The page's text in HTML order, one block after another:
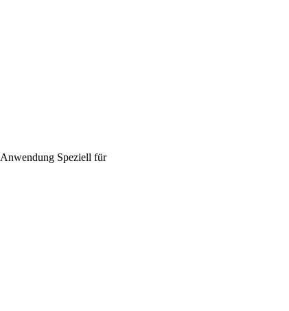
Anwendung Speziell für